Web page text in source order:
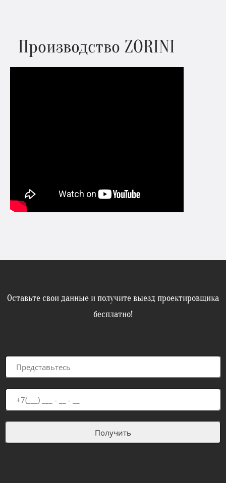
Производство ZORINI
Оставьте свои данные и получите выезд проектировщика
бесплатно!